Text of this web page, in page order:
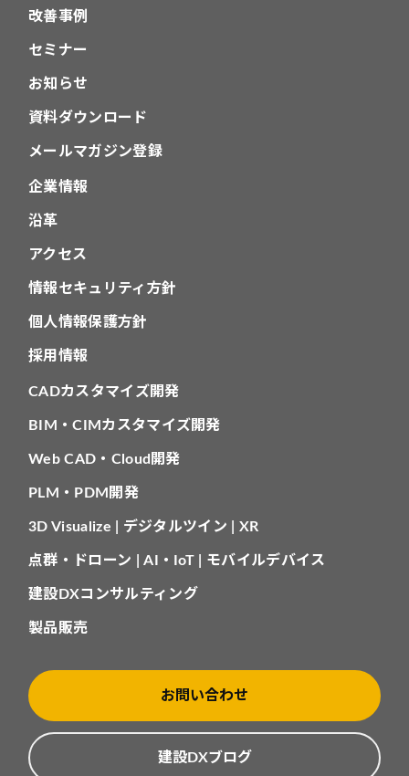
改善事例
セミナー
お知らせ
資料ダウンロード
メールマガジン登録
企業情報
沿革
アクセス
情報セキュリティ方針
個人情報保護方針
採用情報
CADカスタマイズ開発
BIM・CIMカスタマイズ開発
Web CAD・Cloud開発
PLM・PDM開発
3D Visualize | デジタルツイン | XR
点群・ドローン | AI・IoT | モバイルデバイス
建設DXコンサルティング
製品販売
お問い合わせ
建設DXブログ